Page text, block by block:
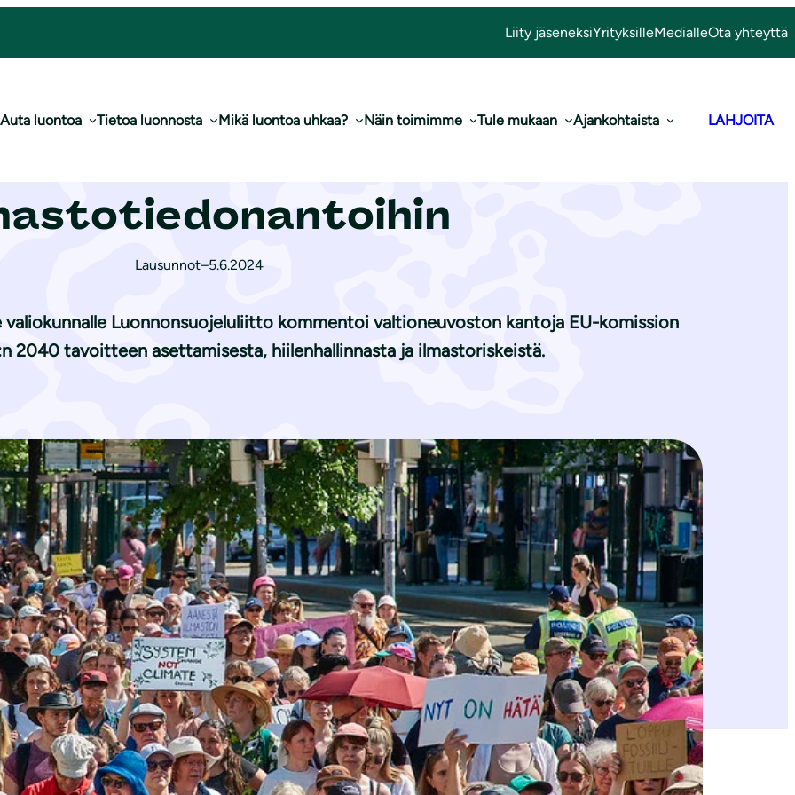
Liity jäseneksiYrityksilleMedialleOta yhteyttä
Auta luontoa Tietoa luonnosta Mikä luontoa uhkaa? Näin toimimme Tule mukaan Ajankohtaista LAHJOITA
komission il­mas­to­tie­don­an­toi­hin
Lausunnot–5.6.2024
valiokunnalle Luonnonsuojeluliitto kommentoi valtioneuvoston kantoja EU-komission
2040 tavoitteen asettamisesta, hiilenhallinnasta ja ilmastoriskeistä.